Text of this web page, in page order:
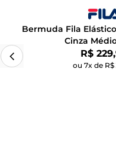
Bermuda Fila Elástico
Cinza
Por:
R$
ou 7x de R$